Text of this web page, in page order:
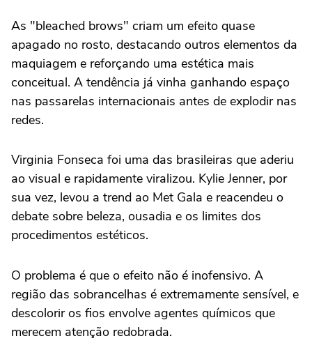
As "bleached brows" criam um efeito quase
apagado no rosto, destacando outros elementos da
maquiagem e reforçando uma estética mais
conceitual. A tendência já vinha ganhando espaço
nas passarelas internacionais antes de explodir nas
redes.
Virginia Fonseca foi uma das brasileiras que aderiu
ao visual e rapidamente viralizou. Kylie Jenner, por
sua vez, levou a trend ao Met Gala e reacendeu o
debate sobre beleza, ousadia e os limites dos
procedimentos estéticos.
O problema é que o efeito não é inofensivo. A
região das sobrancelhas é extremamente sensível, e
descolorir os fios envolve agentes químicos que
merecem atenção redobrada.